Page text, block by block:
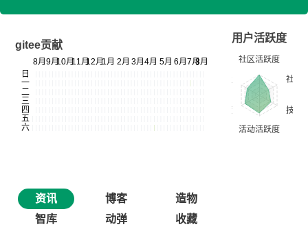
gitee贡献
用户活跃度
资讯 博客
造物
智库
动弹 收藏